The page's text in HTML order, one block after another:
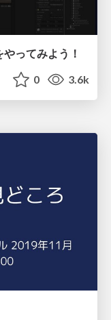
ってみよう！
0 3.6k